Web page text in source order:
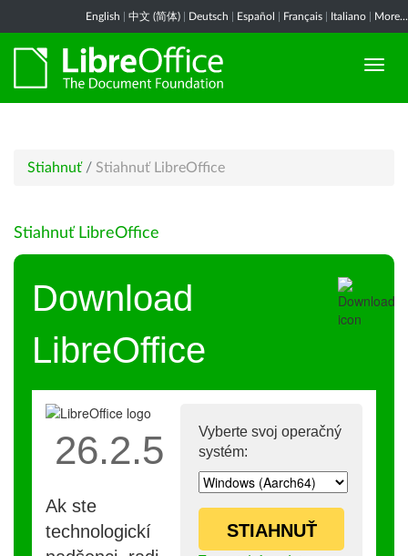
English 中文 (简体) Deutsch Español Français Italiano More...
Stiahnuť / Stiahnuť LibreOffice
Stiahnuť LibreOffice
Download
LibreOffice
Vyberte svoj operačný
systém:
STIAHNUŤ
26.2.5
Ak ste
technologickí